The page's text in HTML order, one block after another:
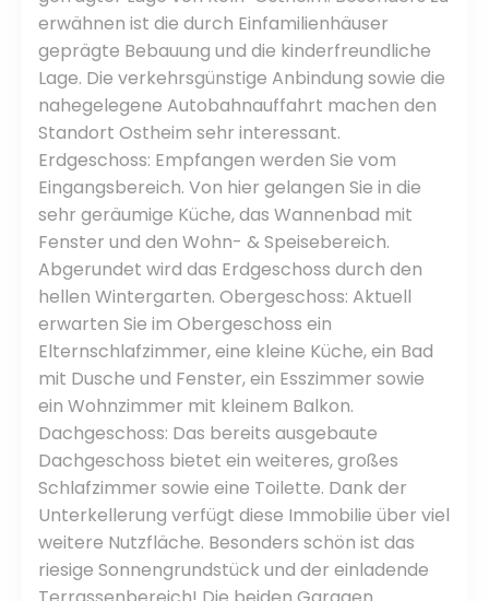
erwähnen ist die durch Einfamilienhäuser
geprägte Bebauung und die kinderfreundliche
Lage. Die verkehrsgünstige Anbindung sowie die
nahegelegene Autobahnauffahrt machen den
Standort Ostheim sehr interessant.
Erdgeschoss: Empfangen werden Sie vom
Eingangsbereich. Von hier gelangen Sie in die
sehr geräumige Küche, das Wannenbad mit
Fenster und den Wohn- & Speisebereich.
Abgerundet wird das Erdgeschoss durch den
hellen Wintergarten. Obergeschoss: Aktuell
erwarten Sie im Obergeschoss ein
Elternschlafzimmer, eine kleine Küche, ein Bad
mit Dusche und Fenster, ein Esszimmer sowie
ein Wohnzimmer mit kleinem Balkon.
Dachgeschoss: Das bereits ausgebaute
Dachgeschoss bietet ein weiteres, großes
Schlafzimmer sowie eine Toilette. Dank der
Unterkellerung verfügt diese Immobilie über viel
weitere Nutzfläche. Besonders schön ist das
riesige Sonnengrundstück und der einladende